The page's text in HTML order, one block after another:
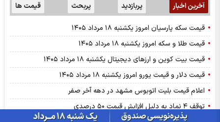
آخرین اخبار پربازدید پربحث قیمت ها
قیمت سکه پارسیان امروز یکشنبه ۱۸ مرداد ۱۴۰۵
قیمت طلا و سکه امروز یکشنبه ۱۸ مرداد ۱۴۰۵
قیمت بیت کوین و ارز‌های دیجیتال یکشنبه ۱۸ مرداد ۱۴۰۵
قیمت دلار و قیمت یورو امروز یکشنبه ۱۸ مرداد ۱۴۰۵
اعلام قیمت بلیت اتوبوس مشهد در دهه آخر صفر
توقف ۴ نماد به دلیل افزایش قیمت ۵۰ درصدی